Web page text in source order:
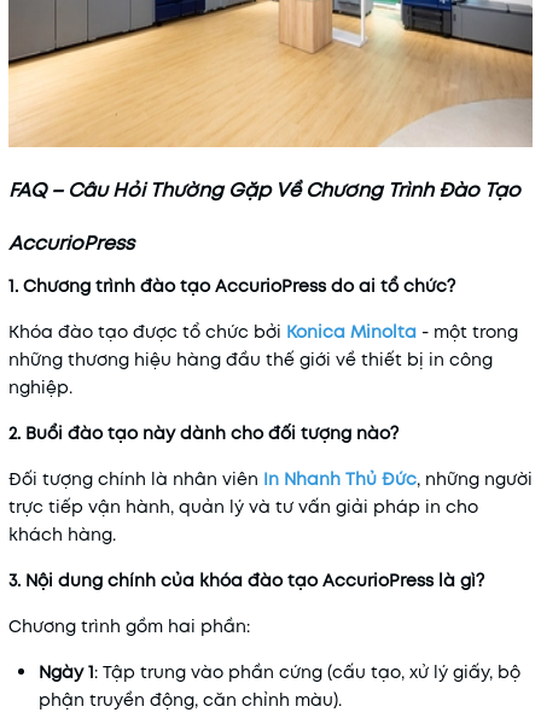
FAQ – Câu Hỏi Thường Gặp Về Chương Trình Đào Tạo
AccurioPress
1. Chương trình đào tạo AccurioPress do ai tổ chức?
Khóa đào tạo được tổ chức bởi Konica Minolta - một trong
những thương hiệu hàng đầu thế giới về thiết bị in công
nghiệp.
2. Buổi đào tạo này dành cho đối tượng nào?
Đối tượng chính là nhân viên In Nhanh Thủ Đức, những người
trực tiếp vận hành, quản lý và tư vấn giải pháp in cho
khách hàng.
3. Nội dung chính của khóa đào tạo AccurioPress là gì?
Chương trình gồm hai phần:
Ngày 1: Tập trung vào phần cứng (cấu tạo, xử lý giấy, bộ
phận truyền động, căn chỉnh màu).